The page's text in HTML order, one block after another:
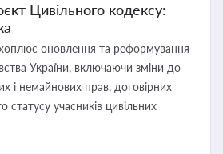
Цивільного кодексу:
оновлення та реформування
України, включаючи зміни до
і немайнових прав, договірних
статусу учасників цивільних